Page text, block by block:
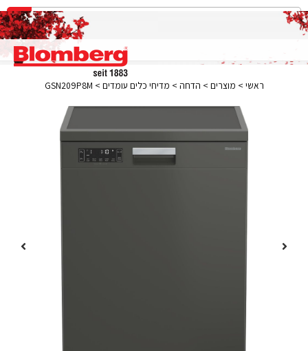
ראשי > מוצרים > הדחה > מדיחי כלים עומדים >
GSN209P8M